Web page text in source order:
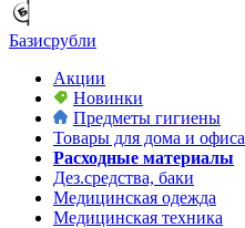
Базисрубли
Акции
Новинки
Предметы гигиены
Товары для дома и офиса
Расходные материалы
Дез.средства, баки
Медицинская одежда
Медицинская техника